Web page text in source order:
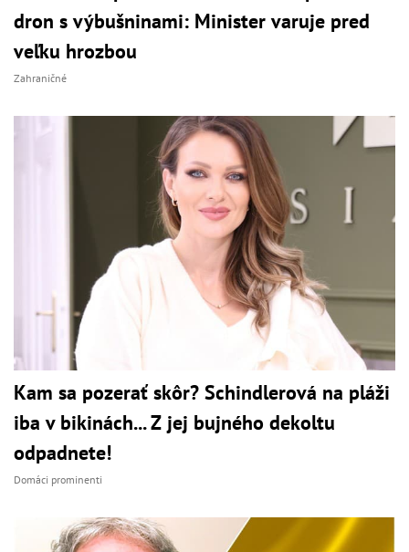
dron s výbušninami: Minister varuje pred
veľku hrozbou
Zahraničné
Kam sa pozerať skôr? Schindlerová na pláži
iba v bikinách... Z jej bujného dekoltu
odpadnete!
Domáci prominenti